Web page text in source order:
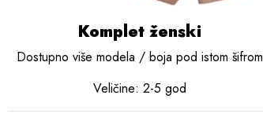
Komplet ženski
Dostupno više modela / boja pod istom šifrom
Veličine: 2-5 god